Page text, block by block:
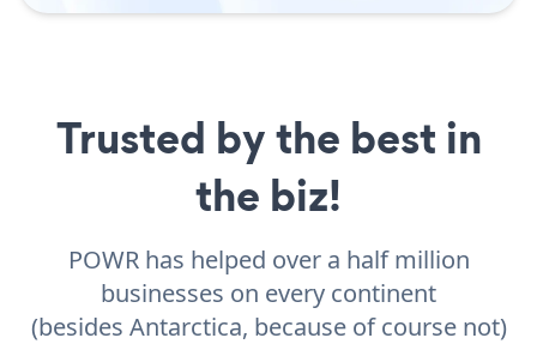
Trusted by the best in
the biz!
POWR has helped over a half million
businesses on every continent
(besides Antarctica, because of course not)